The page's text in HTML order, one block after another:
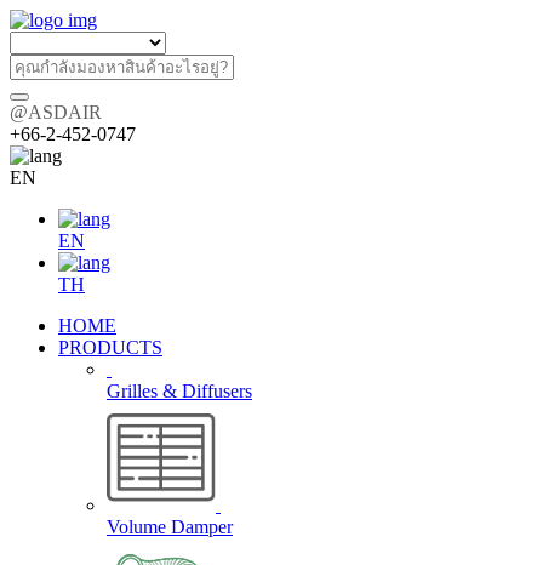
@ASDAIR
+66-2-452-0747
EN
EN
TH
HOME
PRODUCTS
Grilles & Diffusers
Volume Damper